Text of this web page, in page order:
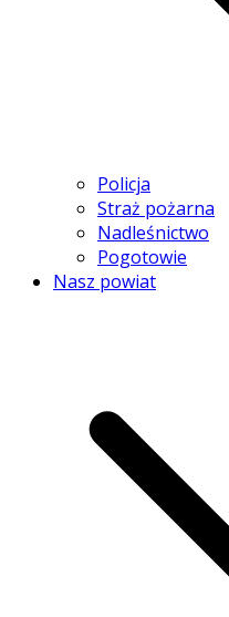
Policja
Straż pożarna
Nadleśnictwo
Pogotowie
Nasz powiat